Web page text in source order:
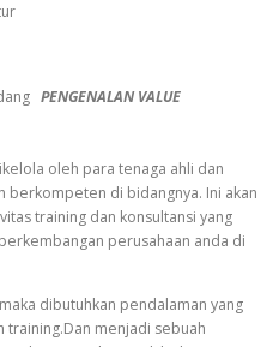
PENGENALAN VALUE
oleh para tenaga ahli dan
berkompeten di bidangnya. Ini akan
training dan konsultansi yang
perusahaan anda di
dibutuhkan pendalaman yang
menjadi sebuah